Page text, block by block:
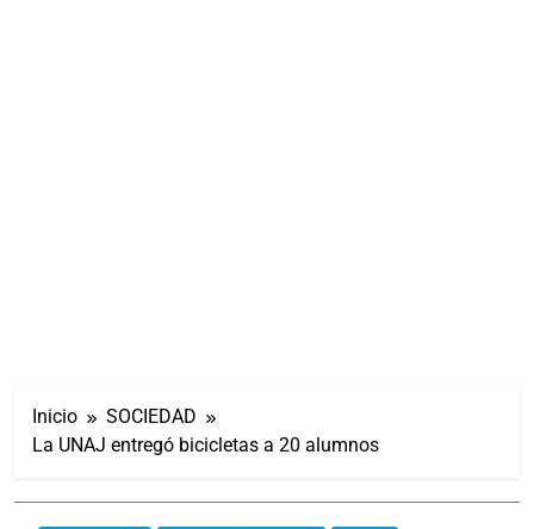
Inicio
SOCIEDAD
La UNAJ entregó bicicletas a 20 alumnos